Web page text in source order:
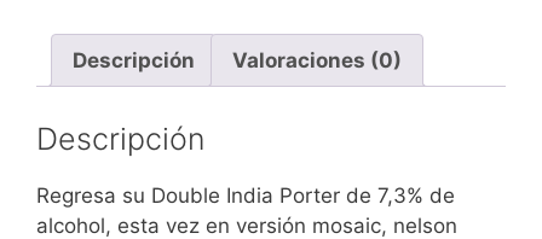
Descripción Valoraciones (0)
Descripción
Regresa su Double India Porter de 7,3% de
alcohol, esta vez en versión mosaic, nelson